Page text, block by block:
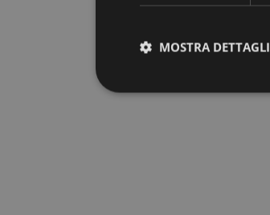
MOSTRA DETTAGLI